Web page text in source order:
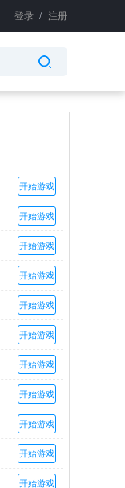
登录 / 注册
开始游戏
开始游戏
开始游戏
开始游戏
开始游戏
开始游戏
开始游戏
开始游戏
开始游戏
开始游戏
开始游戏